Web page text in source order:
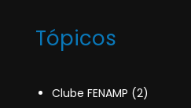
Tópicos
Clube FENAMP (2)